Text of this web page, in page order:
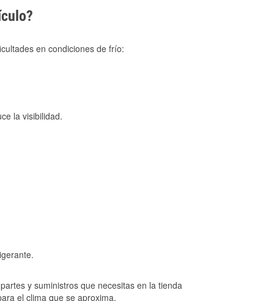
en condiciones de frío:
la visibilidad.
y suministros que necesitas en la tienda
el clima que se aproxima.